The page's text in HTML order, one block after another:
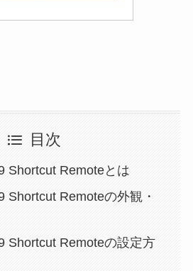
目次
Shortcut Remoteとは
Shortcut Remoteの外観・
Shortcut Remoteの設定方